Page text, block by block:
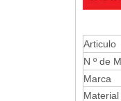
Articulo
N º de
Marca
Material